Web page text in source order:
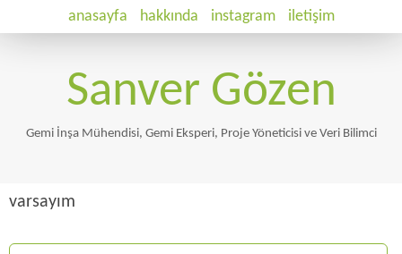
anasayfa hakkında instagram iletişim
Sanver Gözen
Gemi İnşa Mühendisi, Gemi Eksperi, Proje Yöneticisi ve Veri Bilimci
varsayım